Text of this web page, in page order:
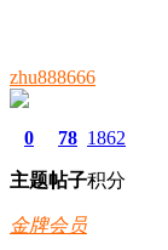
zhu888666
0
主题
78
帖子
1862
积分
金牌会员